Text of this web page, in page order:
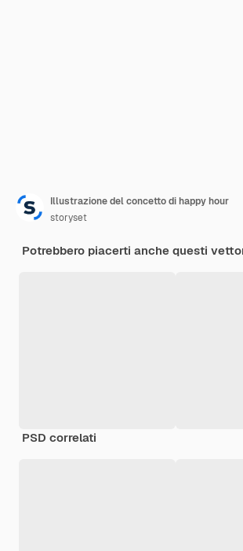
Illustrazione del concetto di happy hour
storyset
Potrebbero piacerti anche questi
PSD correlati